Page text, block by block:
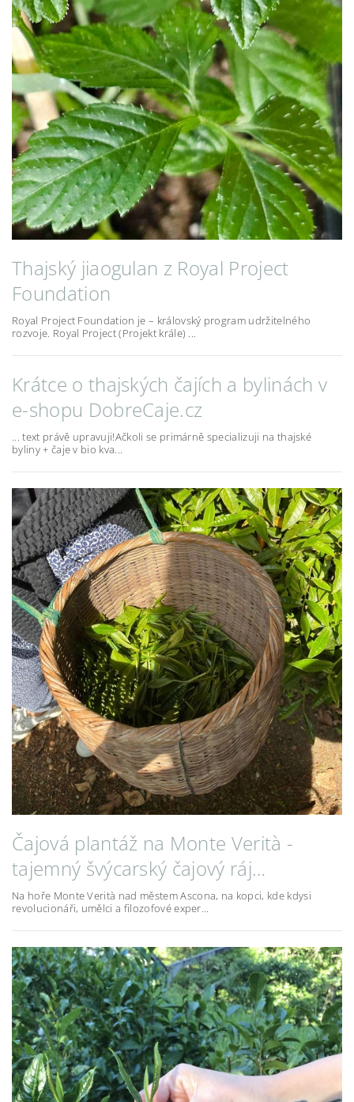
Thajský jiaogulan z Royal Project
Foundation
Royal Project Foundation je – královský program udržitelného
rozvoje. Royal Project (Projekt krále) ...
Krátce o thajských čajích a bylinách v
e-shopu DobreCaje.cz
... text právě upravuji!Ačkoli se primárně specializuji na thajské
byliny + čaje v bio kva...
Čajová plantáž na Monte Verità -
tajemný švýcarský čajový ráj…
Na hoře Monte Verità nad městem Ascona, na kopci, kde kdysi
revolucionáři, umělci a filozofové exper...